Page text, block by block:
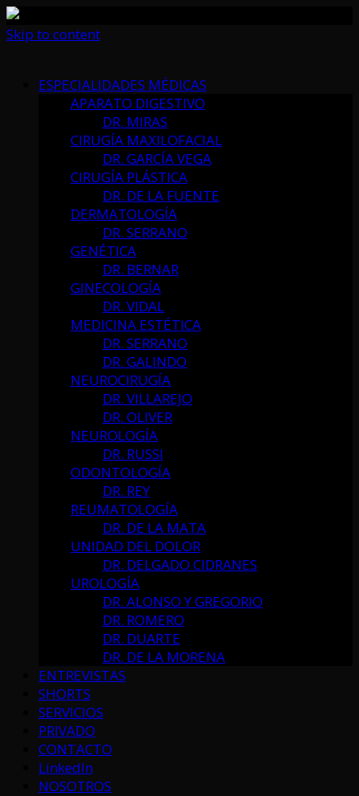
Skip to content
ESPECIALIDADES MÉDICAS
APARATO DIGESTIVO
DR. MIRAS
CIRUGÍA MAXILOFACIAL
DR. GARCÍA VEGA
CIRUGÍA PLÁSTICA
DR. DE LA FUENTE
DERMATOLOGÍA
DR. SERRANO
GENÉTICA
DR. BERNAR
GINECOLOGÍA
DR. VIDAL
MEDICINA ESTÉTICA
DR. SERRANO
DR. GALINDO
NEUROCIRUGÍA
DR. VILLAREJO
DR. OLIVER
NEUROLOGÍA
DR. RUSSI
ODONTOLOGÍA
DR. REY
REUMATOLOGÍA
DR. DE LA MATA
UNIDAD DEL DOLOR
DR. DELGADO CIDRANES
UROLOGÍA
DR. ALONSO Y GREGORIO
DR. ROMERO
DR. DUARTE
DR. DE LA MORENA
ENTREVISTAS
SHORTS
SERVICIOS
PRIVADO
CONTACTO
LinkedIn
NOSOTROS